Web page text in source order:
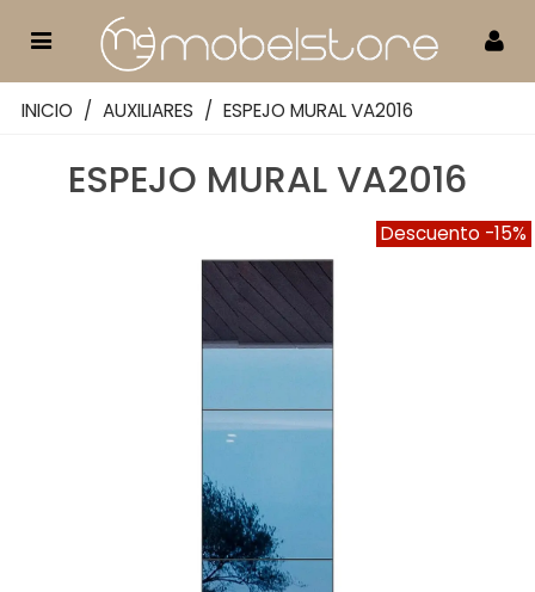
INICIO / AUXILIARES / ESPEJO MURAL VA2016
ESPEJO MURAL VA2016
Descuento -15%